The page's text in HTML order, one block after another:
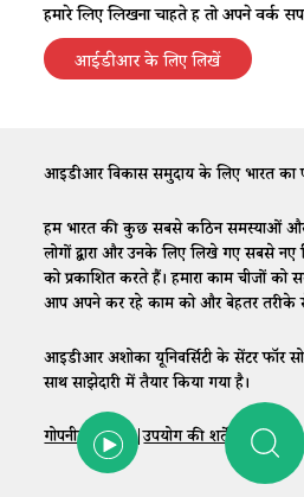
हमारे लिए लिखना चाहते हैं तो अपने
आईडीआर के लिए लिखें
आईडीआर विकास समुदाय के लिए भारत का
हम भारत की कुछ सबसे कठिन समस्याओं और
लोगों द्वारा और उनके लिए लिखे गए सबसे नए
को प्रकाशित करते हैं। हमारा काम चीजों को
आप अपने कर रहे काम को और बेहतर
आईडीआर अशोका यूनिवर्सिटी के सेंटर फॉर
साथ साझेदारी में तैयार किया गया है।
गोपनीयता नीति |उपयोग की शर्तें संपर्क